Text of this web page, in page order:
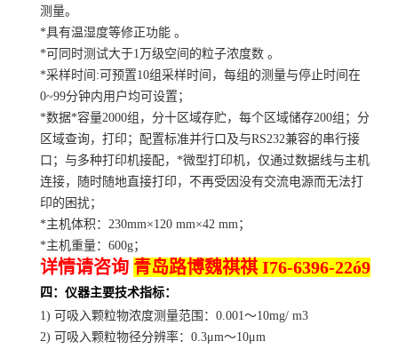
测量。
*具有温湿度等修正功能 。
*可同时测试大于1万级空间的粒子浓度数 。
*采样时间:可预置10组采样时间，每组的测量与停止时间在
0~99分钟内用户均可设置；
*数据*容量2000组，分十区域存贮，每个区域储存200组；分
区域查询，打印；配置标准并行口及与RS232兼容的串行接
口；与多种打印机接配，*微型打印机，仅通过数据线与主机
连接，随时随地直接打印，不再受因没有交流电源而无法打
印的困扰；
*主机体积：230mm×120 mm×42 mm；
*主机重量：600g；
详情请咨询 青岛路博魏祺祺 I76-6396-22ó9
四：仪器主要技术指标：
1) 可吸入颗粒物浓度测量范围：0.001～10mg/ m3
2) 可吸入颗粒物径分辨率：0.3μm～10μm